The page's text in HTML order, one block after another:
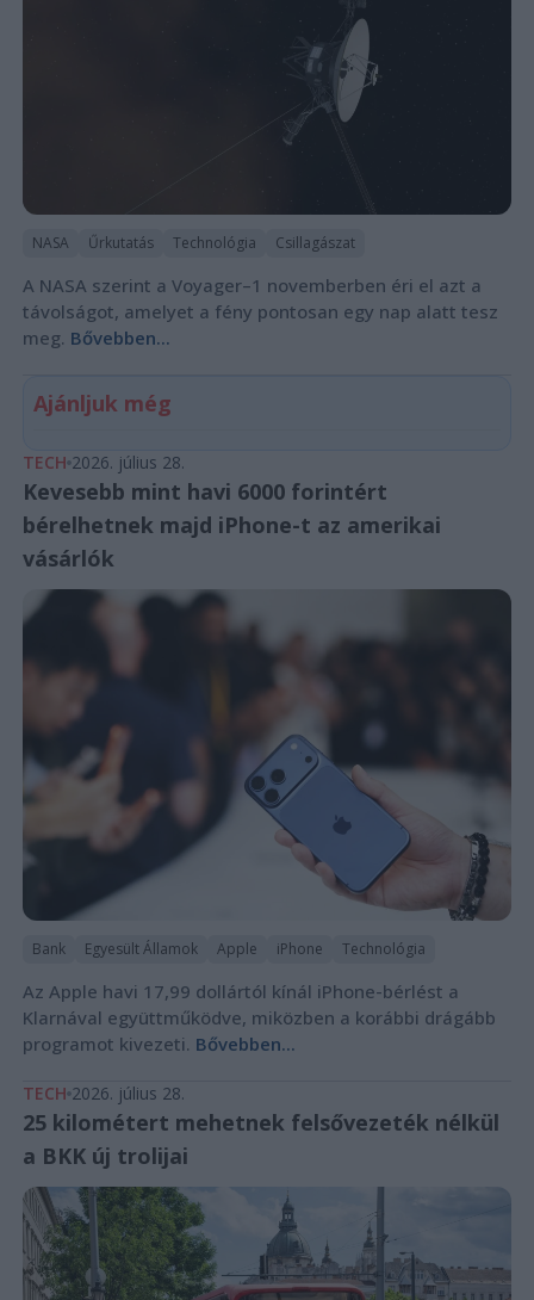
NASA Űrkutatás Technológia Csillagászat
A NASA szerint a Voyager–1 novemberben éri el azt a
távolságot, amelyet a fény pontosan egy nap alatt tesz
meg. Bővebben...
Ajánljuk még
TECH 2026. július 28.
Kevesebb mint havi 6000 forintért
bérelhetnek majd iPhone-t az amerikai
vásárlók
Bank Egyesült Államok Apple iPhone Technológia
Az Apple havi 17,99 dollártól kínál iPhone-bérlést a
Klarnával együttműködve, miközben a korábbi drágább
programot kivezeti. Bővebben...
TECH 2026. július 28.
25 kilométert mehetnek felsővezeték nélkül
a BKK új trolijai